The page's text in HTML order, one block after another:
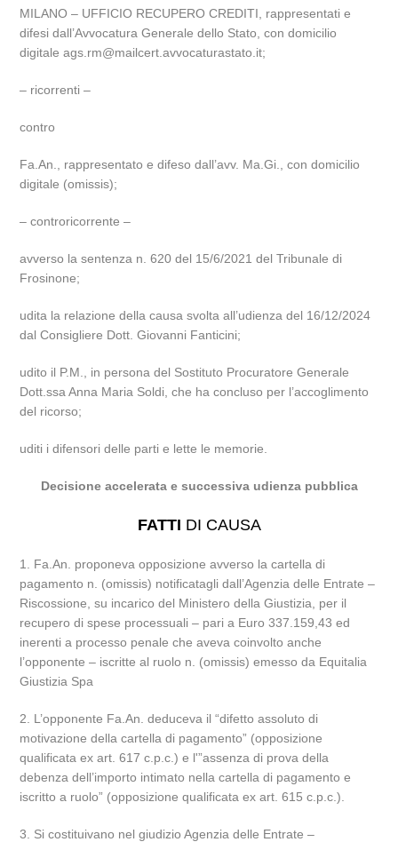
MILANO – UFFICIO RECUPERO CREDITI, rappresentati e
difesi dall’Avvocatura Generale dello Stato, con domicilio
digitale ags.rm@mailcert.avvocaturastato.it;
– ricorrenti –
contro
Fa.An., rappresentato e difeso dall’avv. Ma.Gi., con domicilio
digitale (omissis);
– controricorrente –
avverso la sentenza n. 620 del 15/6/2021 del Tribunale di
Frosinone;
udita la relazione della causa svolta all’udienza del 16/12/2024
dal Consigliere Dott. Giovanni Fanticini;
udito il P.M., in persona del Sostituto Procuratore Generale
Dott.ssa Anna Maria Soldi, che ha concluso per l’accoglimento
del ricorso;
uditi i difensori delle parti e lette le memorie.
Decisione accelerata e successiva udienza pubblica
FATTI DI CAUSA
1. Fa.An. proponeva opposizione avverso la cartella di
pagamento n. (omissis) notificatagli dall’Agenzia delle Entrate –
Riscossione, su incarico del Ministero della Giustizia, per il
recupero di spese processuali – pari a Euro 337.159,43 ed
inerenti a processo penale che aveva coinvolto anche
l’opponente – iscritte al ruolo n. (omissis) emesso da Equitalia
Giustizia Spa
2. L’opponente Fa.An. deduceva il “difetto assoluto di
motivazione della cartella di pagamento” (opposizione
qualificata ex art. 617 c.p.c.) e l'”assenza di prova della
debenza dell’importo intimato nella cartella di pagamento e
iscritto a ruolo” (opposizione qualificata ex art. 615 c.p.c.).
3. Si costituivano nel giudizio Agenzia delle Entrate –